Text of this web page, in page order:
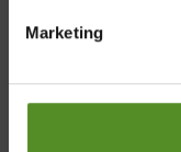
Marketing
2 personen split
Materiaal